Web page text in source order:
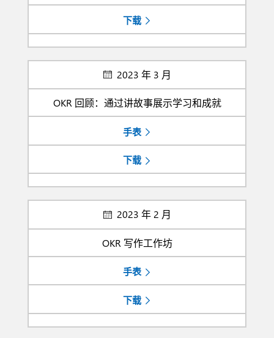
下载
2023 年 3 月
OKR 回顾：通过讲故事展示学习和成就
手表
下载
2023 年 2 月
OKR 写作工作坊
手表
下载